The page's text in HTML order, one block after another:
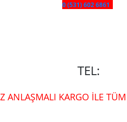
0 (531) 602 6861
TEL:
ANLAŞMALI KARGO İLE